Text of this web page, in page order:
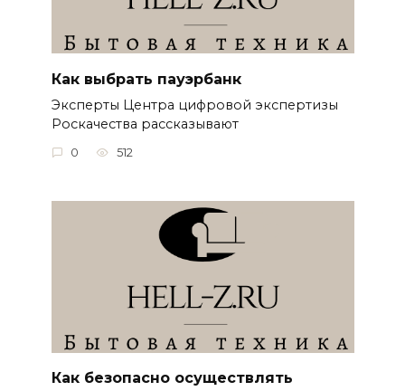
Как выбрать пауэрбанк
Эксперты Центра цифровой экспертизы
Роскачества рассказывают
0 512
Как безопасно осуществлять